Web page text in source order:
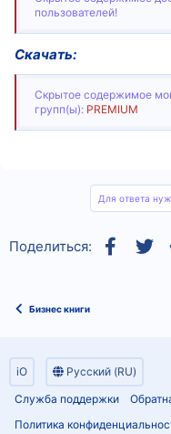
пользователей!
Скачать:
Скрытое содержимое
групп(ы): PREMIUM
Для ответа
Поделиться:
Бизнес книги
iO
Русский (RU)
Служба поддержки
Политика